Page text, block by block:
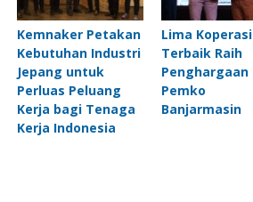
Kemnaker Petakan
Kebutuhan Industri
Jepang untuk
Perluas Peluang
Kerja bagi Tenaga
Kerja Indonesia
Lima Koperasi
Terbaik Raih
Penghargaan
Pemko
Banjarmasin